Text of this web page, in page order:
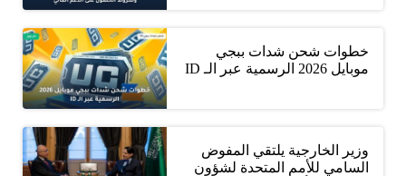
خطوات شحن شدات ببجي
موبايل 2026 الرسمية عبر الـ ID
وزير الخارجية يلتقي المفوض
السامي للأمم المتحدة لشؤون